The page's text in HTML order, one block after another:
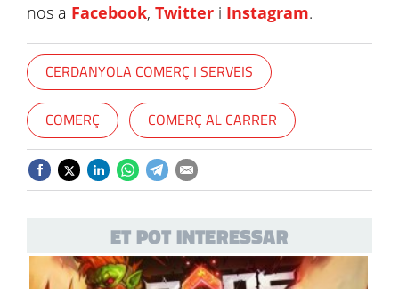
nos a Facebook, Twitter i Instagram.
CERDANYOLA COMERÇ I SERVEIS
COMERÇ COMERÇ AL CARRER
ET POT INTERESSAR